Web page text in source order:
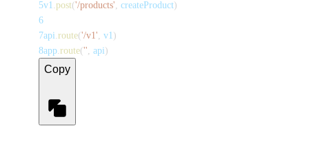
5v1 post('/products' createProduct)
6
7api route('/v1' v1 )
8app route('' api)
Copy